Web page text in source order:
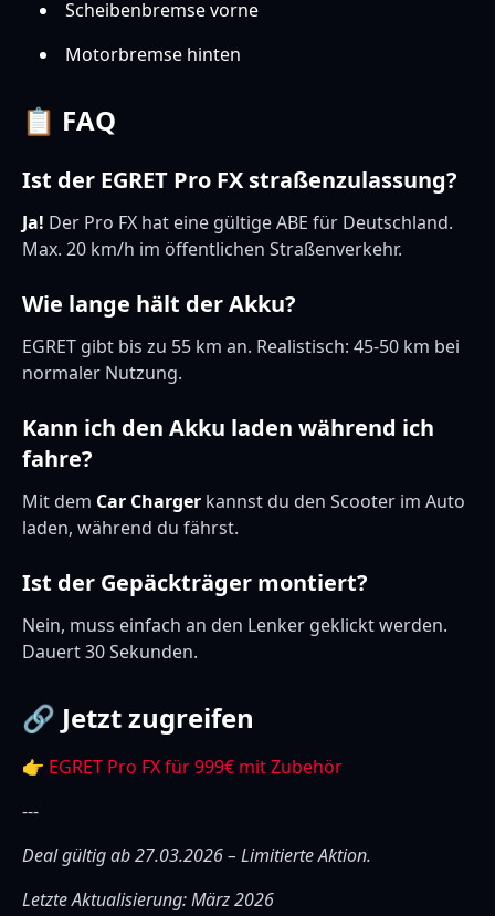
Scheibenbremse vorne
Motorbremse hinten
📋 FAQ
Ist der EGRET Pro FX straßenzulassung?
Ja! Der Pro FX hat eine gültige ABE für Deutschland.
Max. 20 km/h im öffentlichen Straßenverkehr.
Wie lange hält der Akku?
EGRET gibt bis zu 55 km an. Realistisch: 45-50 km bei
normaler Nutzung.
Kann ich den Akku laden während ich
fahre?
Mit dem Car Charger kannst du den Scooter im Auto
laden, während du fährst.
Ist der Gepäckträger montiert?
Nein, muss einfach an den Lenker geklickt werden.
Dauert 30 Sekunden.
🔗 Jetzt zugreifen
👉 EGRET Pro FX für 999€ mit Zubehör
---
Deal gültig ab 27.03.2026 – Limitierte Aktion.
Letzte Aktualisierung: März 2026